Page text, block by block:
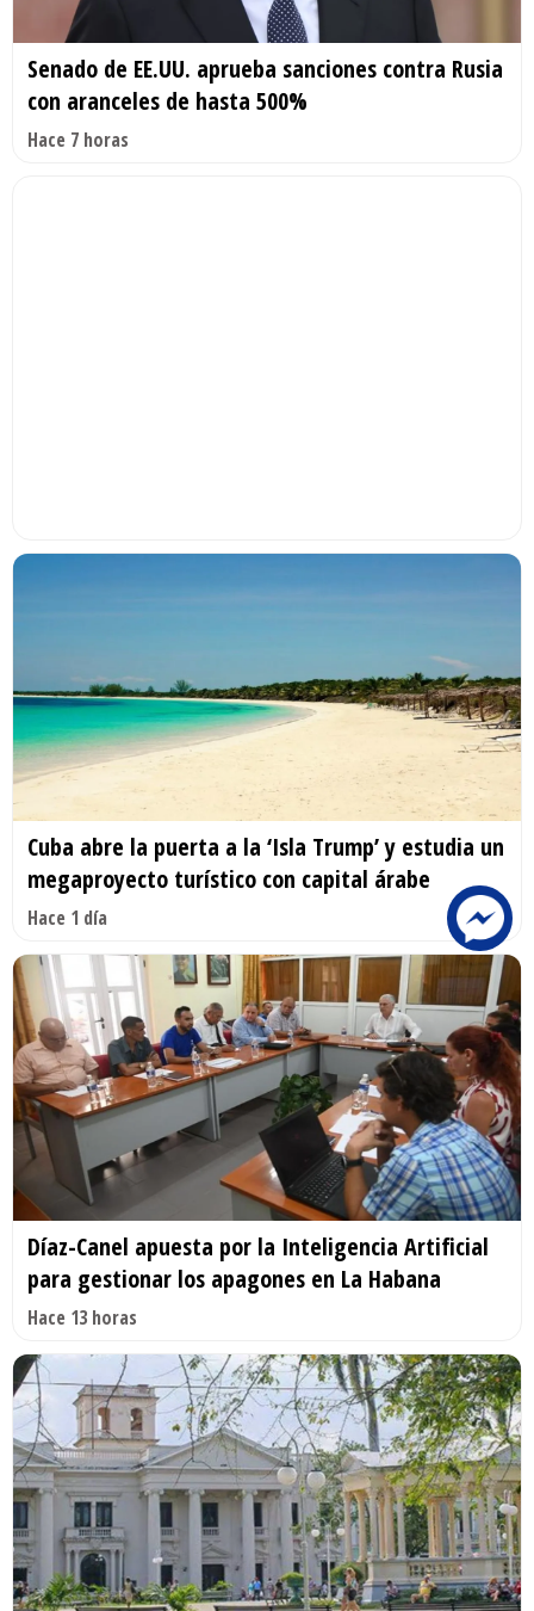
Senado de EE.UU. aprueba sanciones contra Rusia
con aranceles de hasta 500%
Hace 7 horas
Cuba abre la puerta a la ‘Isla Trump’ y estudia un
megaproyecto turístico con capital árabe
Hace 1 día
Díaz-Canel apuesta por la Inteligencia Artificial
para gestionar los apagones en La Habana
Hace 13 horas